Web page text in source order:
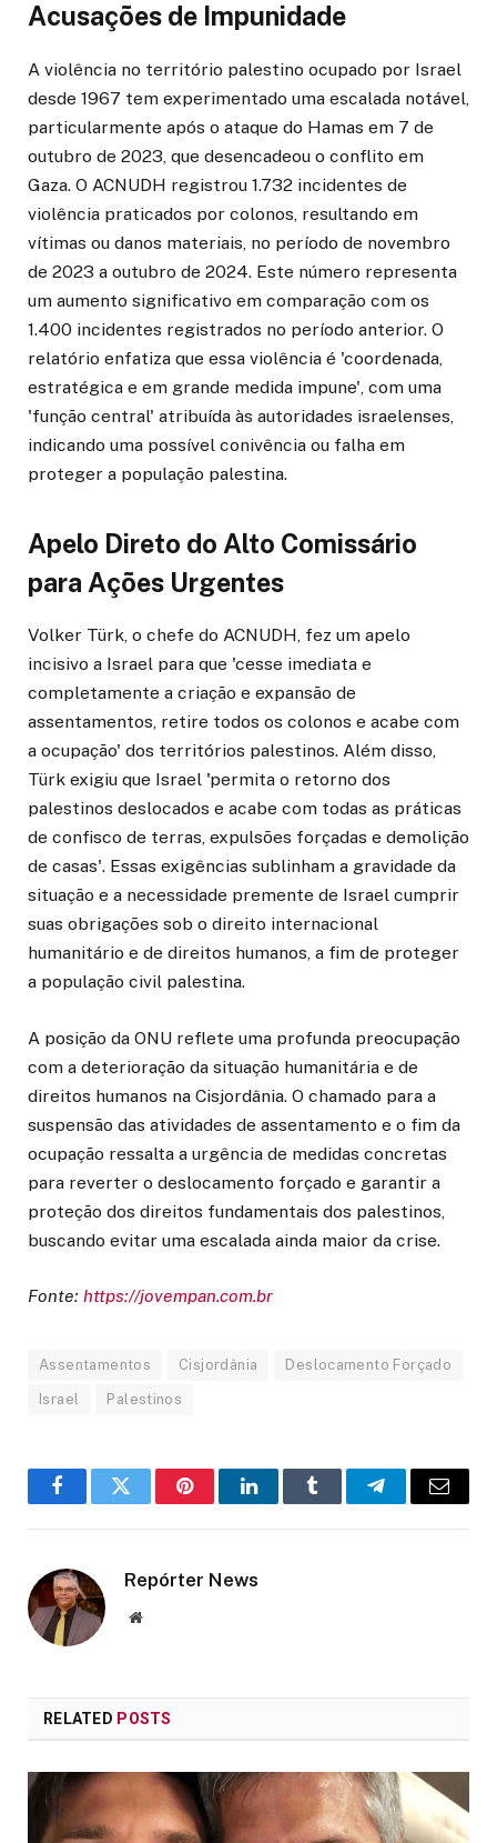
Acusações de Impunidade
A violência no território palestino ocupado por Israel
desde 1967 tem experimentado uma escalada notável,
particularmente após o ataque do Hamas em 7 de
outubro de 2023, que desencadeou o conflito em
Gaza. O ACNUDH registrou 1.732 incidentes de
violência praticados por colonos, resultando em
vítimas ou danos materiais, no período de novembro
de 2023 a outubro de 2024. Este número representa
um aumento significativo em comparação com os
1.400 incidentes registrados no período anterior. O
relatório enfatiza que essa violência é 'coordenada,
estratégica e em grande medida impune', com uma
'função central' atribuída às autoridades israelenses,
indicando uma possível conivência ou falha em
proteger a população palestina.
Apelo Direto do Alto Comissário
para Ações Urgentes
Volker Türk, o chefe do ACNUDH, fez um apelo
incisivo a Israel para que 'cesse imediata e
completamente a criação e expansão de
assentamentos, retire todos os colonos e acabe com
a ocupação' dos territórios palestinos. Além disso,
Türk exigiu que Israel 'permita o retorno dos
palestinos deslocados e acabe com todas as práticas
de confisco de terras, expulsões forçadas e demolição
de casas'. Essas exigências sublinham a gravidade da
situação e a necessidade premente de Israel cumprir
suas obrigações sob o direito internacional
humanitário e de direitos humanos, a fim de proteger
a população civil palestina.
A posição da ONU reflete uma profunda preocupação
com a deterioração da situação humanitária e de
direitos humanos na Cisjordânia. O chamado para a
suspensão das atividades de assentamento e o fim da
ocupação ressalta a urgência de medidas concretas
para reverter o deslocamento forçado e garantir a
proteção dos direitos fundamentais dos palestinos,
buscando evitar uma escalada ainda maior da crise.
Fonte: https://jovempan.com.br
Assentamentos Cisjordânia Deslocamento Forçado
Israel Palestinos
FacebookTwitter PinterestLinkedInTumblr TelegramEmail
Repórter News
Website
RELATED POSTS